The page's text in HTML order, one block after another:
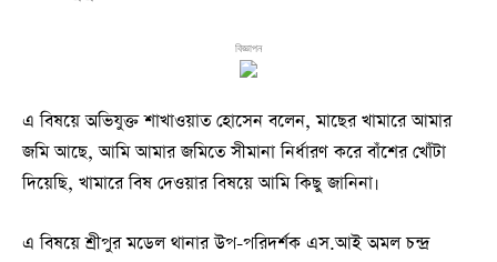
বিজ্ঞাপন
এ বিষয়ে অভিযুক্ত শাখাওয়াত হোসেন বলেন, মাছের খামারে আমার
জমি আছে, আমি আমার জমিতে সীমানা নির্ধারণ করে বাঁশের খোঁটা
দিয়েছি, খামারে বিষ দেওয়ার বিষয়ে আমি কিছু জানিনা৷
এ বিষয়ে শ্রীপুর মডেল থানার উপ-পরিদর্শক এস.আই অমল চন্দ্র